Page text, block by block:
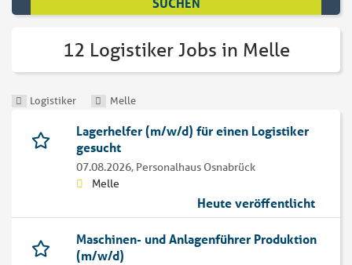
12 Logistiker Jobs in Melle
Logistiker Melle
Lagerhelfer (m/w/d) für einen Logistiker
gesucht
07.08.2026, Personalhaus Osnabrück
Melle
Heute veröffentlicht
Maschinen- und Anlagenführer Produktion
(m/w/d)